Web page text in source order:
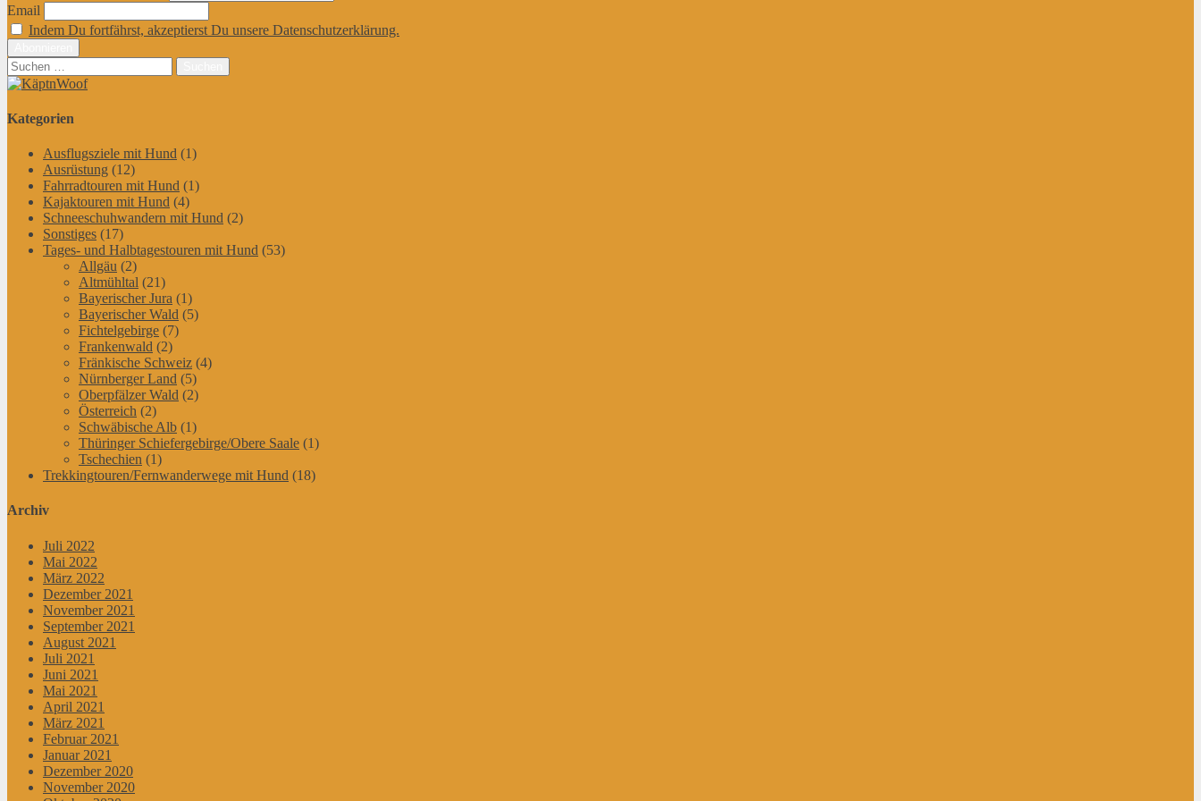
Email
Indem Du fortfährst, akzeptierst Du unsere Datenschutzerklärung.
Suchen
nach:
Kategorien
Ausflugsziele mit Hund (1)
Ausrüstung (12)
Fahrradtouren mit Hund (1)
Kajaktouren mit Hund (4)
Schneeschuhwandern mit Hund (2)
Sonstiges (17)
Tages- und Halbtagestouren mit Hund (53)
Allgäu (2)
Altmühltal (21)
Bayerischer Jura (1)
Bayerischer Wald (5)
Fichtelgebirge (7)
Frankenwald (2)
Fränkische Schweiz (4)
Nürnberger Land (5)
Oberpfälzer Wald (2)
Österreich (2)
Schwäbische Alb (1)
Thüringer Schiefergebirge/Obere Saale (1)
Tschechien (1)
Trekkingtouren/Fernwanderwege mit Hund (18)
Archiv
Juli 2022
Mai 2022
März 2022
Dezember 2021
November 2021
September 2021
August 2021
Juli 2021
Juni 2021
Mai 2021
April 2021
März 2021
Februar 2021
Januar 2021
Dezember 2020
November 2020